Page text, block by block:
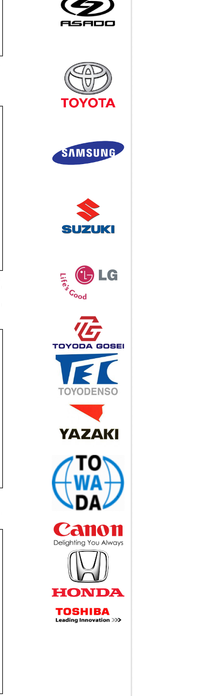
iPhone 4 trắng có mặt ở
Việt Nam với giá 20 triệu
đồng
Huyền thoại Steve Jobs
Call
Khớp nối ASADO HJ-2
Call
Xe đẩy ESKD-118-4F
Xe đẩy inox ESDK-116-
3SSB